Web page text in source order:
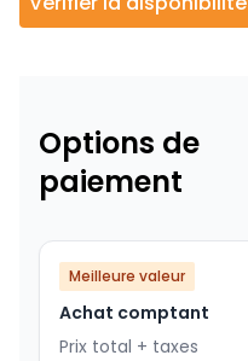
Options de
paiement
Meilleure valeur
Achat comptant
Prix total + taxes